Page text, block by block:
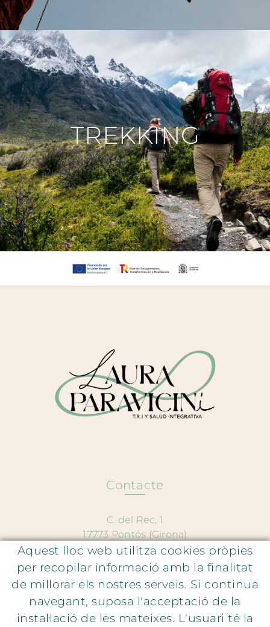
TREKKING
Atenció al client
Contacte
C. del Rec, 1
17773 Pontós (Girona)
667 250 528
Aquest lloc web utilitza cookies pròpies
per recopilar informació amb la finalitat
de millorar els nostres serveis. Si continua
navegant, suposa l'acceptació de la
instal·lació de les mateixes. L'usuari té la